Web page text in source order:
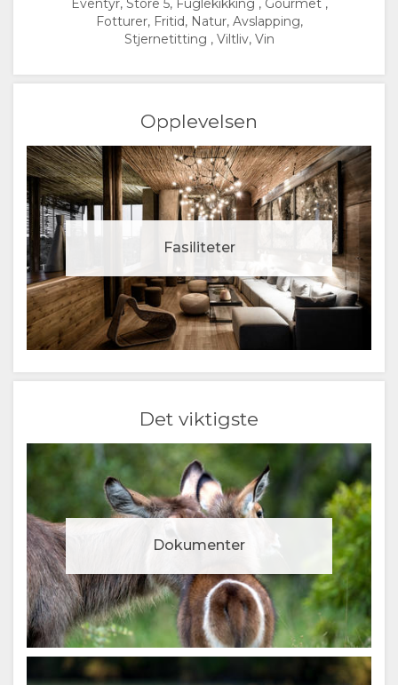
Eventyr, Store 5, Fuglekikking , Gourmet ,
Fotturer, Fritid, Natur, Avslapping,
Stjernetitting , Viltliv, Vin
Opplevelsen
Fasiliteter
Det viktigste
Dokumenter